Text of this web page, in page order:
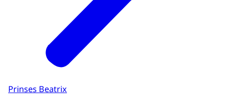
Prinses Beatrix